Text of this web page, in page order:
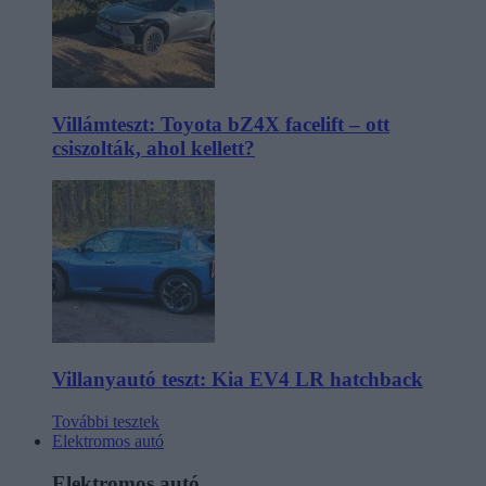
Villámteszt: Toyota bZ4X facelift – ott
csiszolták, ahol kellett?
Villanyautó teszt: Kia EV4 LR hatchback
További tesztek
Elektromos autó